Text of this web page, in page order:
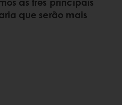
que serão mais